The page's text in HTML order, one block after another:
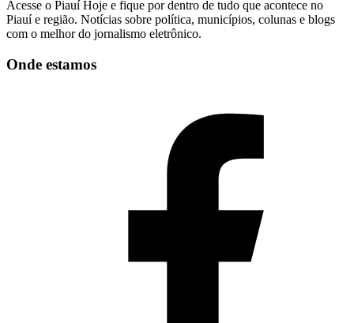
Acesse o Piauí Hoje e fique por dentro de tudo que acontece no
Piauí e região. Notícias sobre política, municípios, colunas e blogs
com o melhor do jornalismo eletrônico.
Onde estamos